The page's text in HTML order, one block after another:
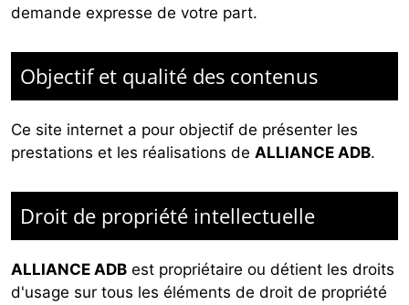
demande expresse de votre part.
Objectif et qualité des contenus
Ce site internet a pour objectif de présenter les
prestations et les réalisations de ALLIANCE ADB.
Droit de propriété intellectuelle
ALLIANCE ADB est propriétaire ou détient les droits
d'usage sur tous les éléments de droit de propriété